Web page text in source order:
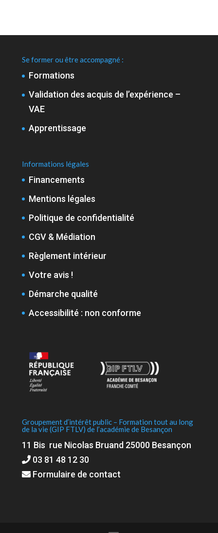
Se former ou être accompagné :
Formations
Validation des acquis de l’expérience –
VAE
Apprentissage
Informations légales
Financements
Mentions légales
Politique de confidentialité
CGV & Médiation
Règlement intérieur
Votre avis !
Démarche qualité
Accessibilité : non conforme
Groupement d’intérêt public – Formation tout au long
de la vie (GIP FTLV) de l’académie de Besançon
11 Bis rue Nicolas Bruand 25000 Besançon
03 81 48 12 30
Formulaire de contact